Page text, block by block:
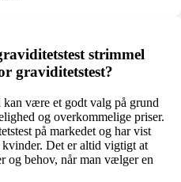
strimmel
graviditetstest?
kan være et godt valg på grund
og overkommelige priser.
på markedet og har vist
Det er altid vigtigt at
og behov, når man vælger en